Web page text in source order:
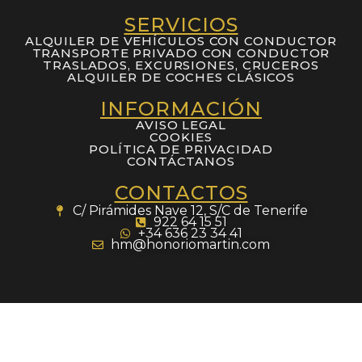
SERVICIOS
ALQUILER DE VEHÍCULOS CON CONDUCTOR
TRANSPORTE PRIVADO CON CONDUCTOR
TRASLADOS, EXCURSIONES, CRUCEROS
ALQUILER DE COCHES CLÁSICOS
INFORMACIÓN
AVISO LEGAL
COOKIES
POLÍTICA DE PRIVACIDAD
CONTÁCTANOS
CONTACTOS
C/ Pirámides Nave 12, S/C de Tenerife
922 64 15 51
+34 636 23 34 41
hm@honoriomartin.com